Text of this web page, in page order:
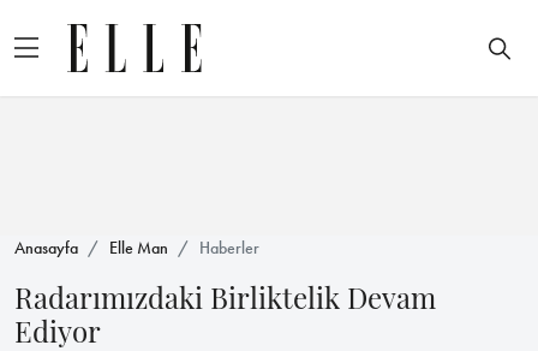
Anasayfa Elle Man Haberler
Radarımızdaki Birliktelik Devam
Ediyor